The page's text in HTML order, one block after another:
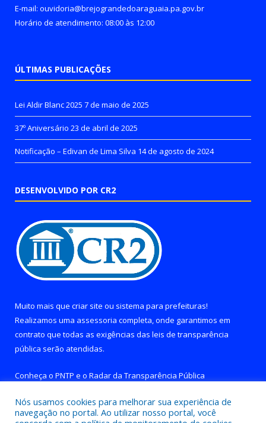
E-mail: ouvidoria@brejograndedoaraguaia.pa.gov.br
Horário de atendimento: 08:00 às 12:00
ÚLTIMAS PUBLICAÇÕES
Lei Aldir Blanc 2025 7 de maio de 2025
37º Aniversário 23 de abril de 2025
Notificação – Edivan de Lima Silva 14 de agosto de 2024
DESENVOLVIDO POR CR2
Muito mais que criar site ou sistema para prefeituras!
Realizamos uma assessoria completa, onde garantimos em
contrato que todas as exigências das leis de transparência
pública serão atendidas.
Conheça o PNTP e o Radar da Transparência Pública
Nós usamos cookies para melhorar sua experiência de
navegação no portal. Ao utilizar nosso portal, você